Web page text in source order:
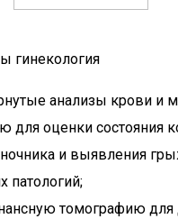
гинекология
анализы крови и
для оценки состояния
и выявления
патологий;
томографию для